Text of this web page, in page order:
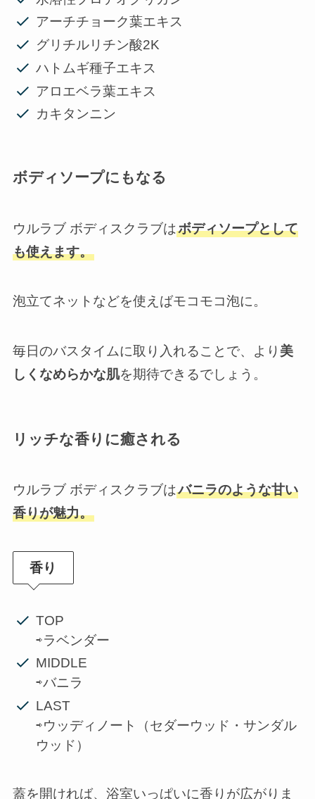
アーチチョーク葉エキス
グリチルリチン酸2K
ハトムギ種子エキス
アロエベラ葉エキス
カキタンニン
ボディソープにもなる
ウルラブ ボディスクラブはボディソープとして
も使えます。
泡立てネットなどを使えばモコモコ泡に。
毎日のバスタイムに取り入れることで、より 美
しくなめらかな肌を期待できるでしょう。
リッチな香りに癒される
ウルラブ ボディスクラブはバニラのような甘い
香りが魅力。
香り
TOP
⇨ラベンダー
MIDDLE
⇨バニラ
LAST
⇨ウッディノート（セダーウッド・サンダル
ウッド）
蓋を開ければ、浴室いっぱいに香りが広がりま